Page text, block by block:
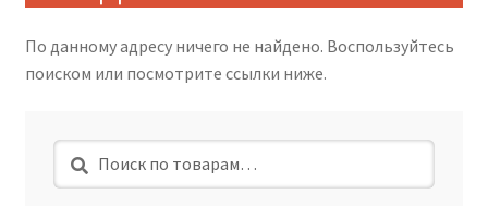
По данному адресу ничего не найдено. Воспользуйтесь
поиском или посмотрите ссылки ниже.
Искать:
Поиск